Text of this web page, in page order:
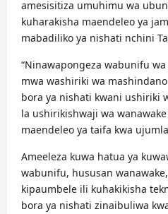
amesisitiza umuhimu wa
kuharakisha maendeleo ya
mabadiliko ya nishati nchini
“Ninawapongeza wabunifu
mwa washiriki wa
bora ya nishati kwani ushiriki
la ushirikishwaji wa
maendeleo ya taifa kwa
Ameeleza kuwa hatua ya
wabunifu, hususan
kipaumbele ili kuhakikisha
bora ya nishati zinaibuliwa